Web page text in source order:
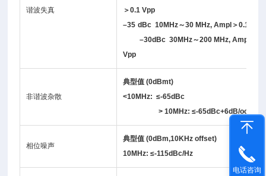
谐波失真
＞0.1 Vpp
–35 dBc 10MHz～30 MHz, Ampl ＞0.1
–30dBc 30MHz～200 MHz, Ampl
Vpp
非谐波杂散
典型值 (0dBmt)
<10MHz:≤-
> 10MHz:≤-65dBc+6dB/octave
相位噪声
典型值 (0dBm,10KHz offset)
10MHz:≤-115dBc/Hz
电话咨询